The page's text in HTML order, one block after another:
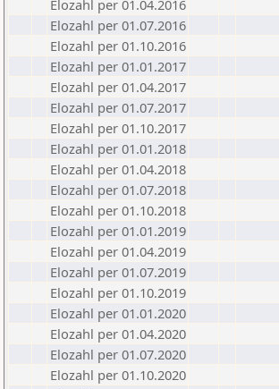
Elozahl per 01.04.2016
Elozahl per 01.07.2016
Elozahl per 01.10.2016
Elozahl per 01.01.2017
Elozahl per 01.04.2017
Elozahl per 01.07.2017
Elozahl per 01.10.2017
Elozahl per 01.01.2018
Elozahl per 01.04.2018
Elozahl per 01.07.2018
Elozahl per 01.10.2018
Elozahl per 01.01.2019
Elozahl per 01.04.2019
Elozahl per 01.07.2019
Elozahl per 01.10.2019
Elozahl per 01.01.2020
Elozahl per 01.04.2020
Elozahl per 01.07.2020
Elozahl per 01.10.2020